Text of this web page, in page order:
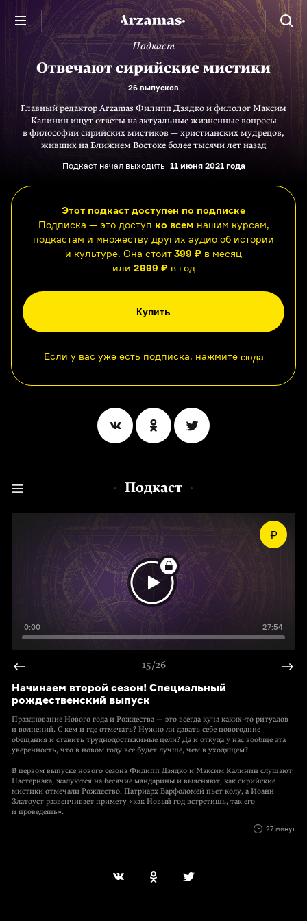
Подкаст
Отвечают сирийские мистики
26 выпусков
Главный редактор Arzamas Филипп Дзядко и филолог Максим
Калинин ищут ответы на актуальные жизненные вопросы
в философии сирийских мистиков — христианских мудрецов,
живших на Ближнем Востоке более тысячи лет назад
Подкаст начал выходить 11 июня 2021 года
Этот подкаст доступен по подписке
Подписка — это доступ ко всем нашим курсам,
подкастам и множеству других аудио об истории
и культуре. Она стоит399 ₽ в месяц
или 2999 ₽в год
Купить
Если у вас уже есть подписка, нажмите сюда
Подкаст
0:00 27:54
15/26
Начинаем второй сезон! Специальный
рождественский выпуск
Празднование Нового года и Рождества — это всегда куча каких-то ритуалов
и волнений. С кем и где отмечать? Нужно ли давать себе новогодние
обещания и ставить труднодостижимые цели? Да и откуда у нас вообще эта
уверенность, что в новом году все будет лучше, чем в уходящем?
В первом выпуске нового сезона Филипп Дзядко и Максим Калинин слушают
Пастернака, жалуются на бесячие мандарины и выясняют, как сирийские
мистики отмечали Рождество. Патриарх Варфоломей пьет колу, а Иоанн
Златоуст развенчивает примету «как Новый год встретишь, так его
и проведешь».
27 минут